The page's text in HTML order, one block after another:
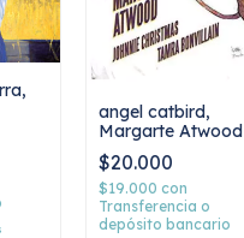
angel catbird,
Margarte Atwood
$20.000
$19.000 con
Transferencia o
depósito bancario